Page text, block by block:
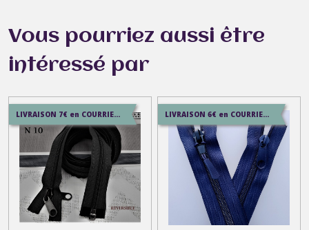
Vous pourriez aussi être
intéressé par
LIVRAISON 7€ en COURRIER SUIVI , 8.5€ en SERVICE+ , 12.9€ en COLISSIMO LIVRAISON 6€ en COURRIER SUIVI , 8.5€ en SERVICE+ , 12.9€ en COLISSIMO